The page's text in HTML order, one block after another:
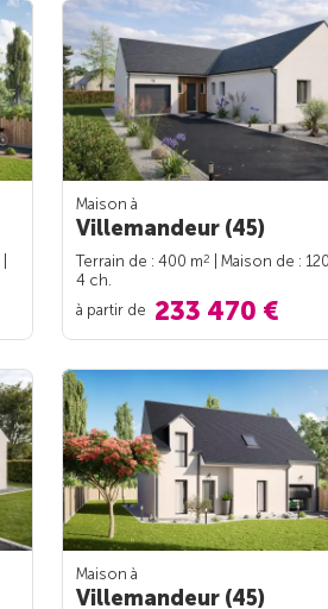
Maison à
Villemandeur (45)
Terrain de : 400 m2 | Maison de :
4 ch.
à partir de 233 470 €
Maison à
Villemandeur (45)